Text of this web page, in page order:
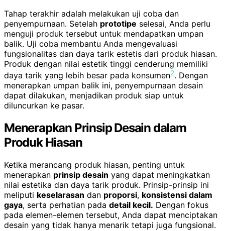
Tahap terakhir adalah melakukan uji coba dan
penyempurnaan. Setelah prototipe selesai, Anda perlu
menguji produk tersebut untuk mendapatkan umpan
balik. Uji coba membantu Anda mengevaluasi
fungsionalitas dan daya tarik estetis dari produk hiasan.
Produk dengan nilai estetik tinggi cenderung memiliki
daya tarik yang lebih besar pada konsumen2. Dengan
menerapkan umpan balik ini, penyempurnaan desain
dapat dilakukan, menjadikan produk siap untuk
diluncurkan ke pasar.
Menerapkan Prinsip Desain dalam
Produk Hiasan
Ketika merancang produk hiasan, penting untuk
menerapkan prinsip desain yang dapat meningkatkan
nilai estetika dan daya tarik produk. Prinsip-prinsip ini
meliputi keselarasan dan proporsi, konsistensi dalam
gaya, serta perhatian pada detail kecil. Dengan fokus
pada elemen-elemen tersebut, Anda dapat menciptakan
desain yang tidak hanya menarik tetapi juga fungsional.